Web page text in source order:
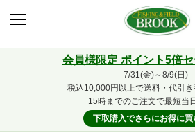
会員様限定 ポイント5倍セ
7/31(金)～8/9(日)
税込10,000円以上で送料・代引き
15時までのご注文で最短当
下取購入でさらにお得に買